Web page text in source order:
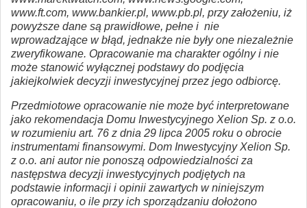
www.ft.com, www.bankier.pl, www.pb.pl, przy założeniu, iż
powyższe dane są prawidłowe, pełne i nie
wprowadzające w błąd, jednakże nie były one niezależnie
zweryfikowane. Opracowanie ma charakter ogólny i nie
może stanowić wyłącznej podstawy do podjęcia
jakiejkolwiek decyzji inwestycyjnej przez jego odbiorcę.
Przedmiotowe opracowanie nie może być interpretowane
jako rekomendacja Domu Inwestycyjnego Xelion Sp. z o.o.
w rozumieniu art. 76 z dnia 29 lipca 2005 roku o obrocie
instrumentami finansowymi. Dom Inwestycyjny Xelion Sp.
z o.o. ani autor nie ponoszą odpowiedzialności za
następstwa decyzji inwestycyjnych podjętych na
podstawie informacji i opinii zawartych w niniejszym
opracowaniu, o ile przy ich sporządzaniu dołożono